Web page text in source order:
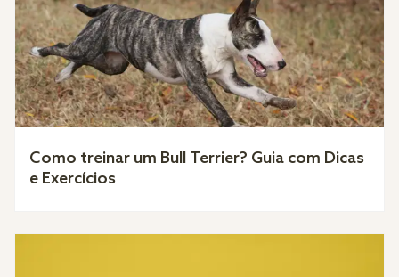
Como treinar um Bull Terrier? Guia com Dicas
e Exercícios